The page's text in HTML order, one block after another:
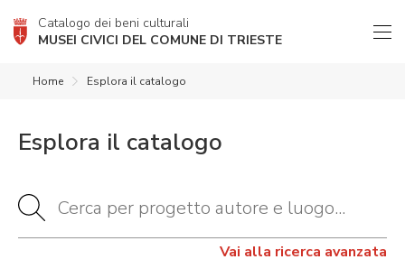
Catalogo dei beni culturali
MUSEI CIVICI DEL COMUNE DI TRIESTE
Home Esplora il catalogo
Esplora il catalogo
Vai alla ricerca avanzata